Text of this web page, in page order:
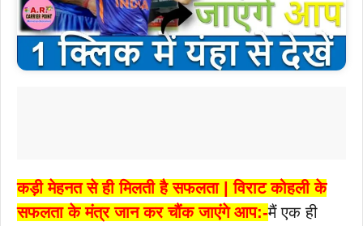
कड़ी मेहनत से ही मिलती है सफलता | विराट कोहली के
सफलता के मंत्र जान कर चौंक जाएंगे आप:-मैं एक ही